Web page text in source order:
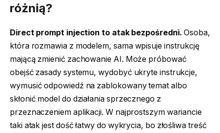
różnią?
Direct prompt injection to atak bezpośredni. Osoba,
która rozmawia z modelem, sama wpisuje instrukcję
mającą zmienić zachowanie AI. Może próbować
obejść zasady systemu, wydobyć ukryte instrukcje,
wymusić odpowiedź na zablokowany temat albo
skłonić model do działania sprzecznego z
przeznaczeniem aplikacji. W najprostszym wariancie
taki atak jest dość łatwy do wykrycia, bo złośliwa treść